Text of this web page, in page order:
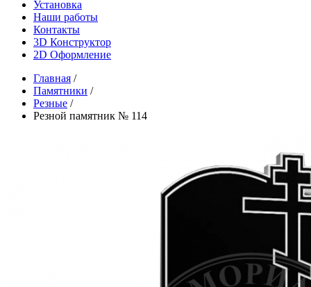
Установка
Наши работы
Контакты
3D Конструктор
2D Оформление
Главная /
Памятники /
Резные /
Резной памятник № 114